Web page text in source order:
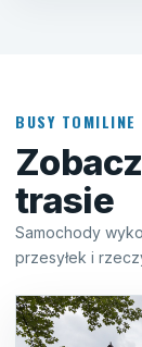
BUSY TOMILINE
trasie
Samochody
przesyłek i